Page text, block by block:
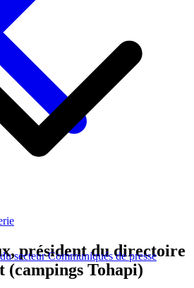
secteurCommuniqués de presse
président du directoire
(campings Tohapi)